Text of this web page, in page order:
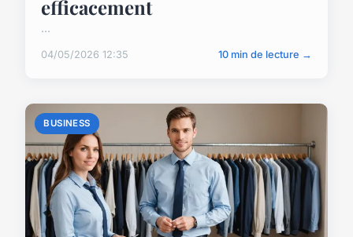
efficacement
...
04/05/2026 12:35 10 min de lecture →
BUSINESS